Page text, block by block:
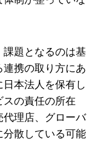
題となるのは基
携の取り方にあ
本法人を保有し
の責任の所在
理店、グローバ
散している可能